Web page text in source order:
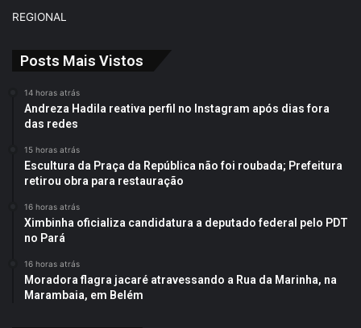
REGIONAL
Posts Mais Vistos
14 horas atrás
Andreza Hadila reativa perfil no Instagram após dias fora
das redes
15 horas atrás
Escultura da Praça da República não foi roubada; Prefeitura
retirou obra para restauração
16 horas atrás
Ximbinha oficializa candidatura a deputado federal pelo PDT
no Pará
16 horas atrás
Moradora flagra jacaré atravessando a Rua da Marinha, na
Marambaia, em Belém